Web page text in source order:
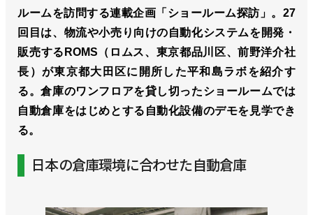
ルームを訪問する連載企画「ショールーム探訪」。27
回目は、物流や小売り向けの自動化システムを開発・
販売するROMS（ロムス、東京都品川区、前野洋介社
長）が東京都大田区に開所した平和島ラボを紹介す
る。倉庫のワンフロアを貸し切ったショールームでは
自動倉庫をはじめとする自動化設備のデモを見学でき
る。
日本の倉庫環境に合わせた自動倉庫